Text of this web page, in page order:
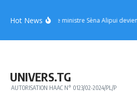
Hot NewsUFC : le ministre Sèna Alipui
UNIVERS.TG
AUTORISATION HAAC N° 0123/02-2024/PL/P